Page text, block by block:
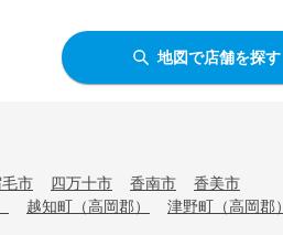
地図で店舗を探す
市 四万十市 香南市
香美市
越知町（高岡郡） 津野町（高岡郡）